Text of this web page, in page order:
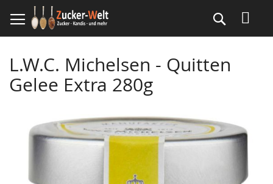
zum
Inhalt
Suche
L.W.C. Michelsen - Quitten
Gelee Extra 280g
images